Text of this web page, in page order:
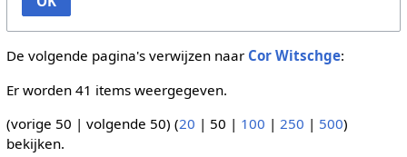
De volgende pagina's verwijzen naar Cor Witschge:
Er worden 41 items weergegeven.
(vorige 50 | volgende 50) (20 | 50 | 100 | 250 | 500)
bekijken.